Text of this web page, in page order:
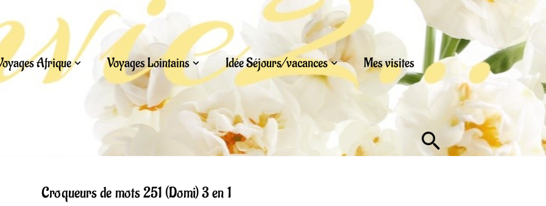
Afrique Voyages Lointains Idée Séjours/vacances Mes visites
Croqueurs de mots 251 (Domi) 3 en 1